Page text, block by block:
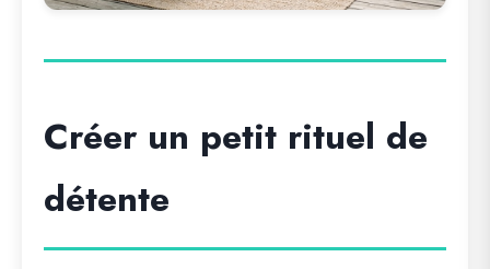
Créer un petit rituel de
détente